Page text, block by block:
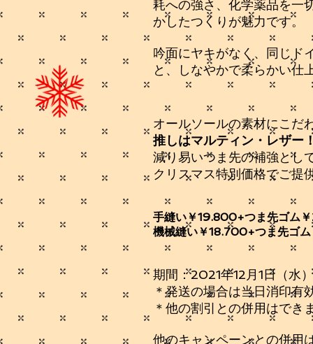
耗への強さ、化学薬品を一
かしたつくりが魅力です。
吟面にヤキがなく、同じド
と、しなやかで柔らかい仕
オールソールの素材にこだ
推しはマルティン・レザー
減り易いつま先の補強とし
クリスマス特別価格でご提
手縫い￥19.800+つま先ゴ
機械縫い￥18.700+つま先ゴ
期間：2021年12月1日（水
＊発送の場合は当日消印有
＊​他の割引との併用はでき
他のキャンペーンとの併用